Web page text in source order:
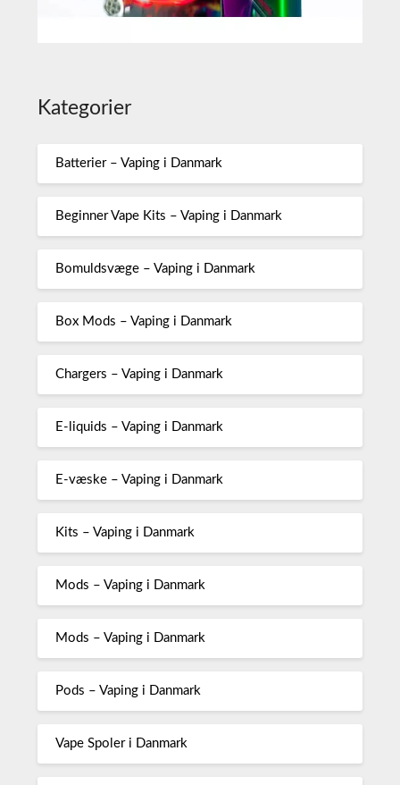
Kategorier
Batterier – Vaping i Danmark
Beginner Vape Kits – Vaping i Danmark
Bomuldsvæge – Vaping i Danmark
Box Mods – Vaping i Danmark
Chargers – Vaping i Danmark
E-liquids – Vaping i Danmark
E-væske – Vaping i Danmark
Kits – Vaping i Danmark
Mods – Vaping i Danmark
Mods – Vaping i Danmark
Pods – Vaping i Danmark
Vape Spoler i Danmark